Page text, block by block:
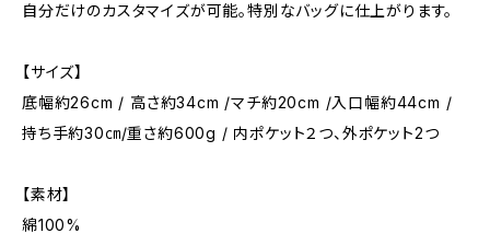
自分だけのカスタマイズが可能。特別なバッグに仕上がります。
【サイズ】
底幅約26cm / 高さ約34cm /マチ約20cm /入口幅約44cm /
持ち手約30㎝/重さ約600g / 内ポケット２つ、外ポケット2つ
【素材】
綿100%